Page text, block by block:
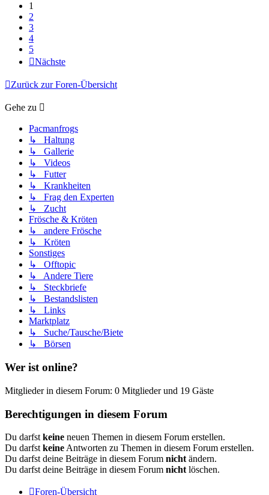
1
2
3
4
5
Nächste
Zurück zur Foren-Übersicht
Gehe zu
Pacmanfrogs
↳ Haltung
↳ Gallerie
↳ Videos
↳ Futter
↳ Krankheiten
↳ Frag den Experten
↳ Zucht
Frösche & Kröten
↳ andere Frösche
↳ Kröten
Sonstiges
↳ Offtopic
↳ Andere Tiere
↳ Steckbriefe
↳ Bestandslisten
↳ Links
Marktplatz
↳ Suche/Tausche/Biete
↳ Börsen
Wer ist online?
Mitglieder in diesem Forum: 0 Mitglieder und 19 Gäste
Berechtigungen in diesem Forum
Du darfst keine neuen Themen in diesem Forum erstellen.
Du darfst keine Antworten zu Themen in diesem Forum erstellen.
Du darfst deine Beiträge in diesem Forum nicht ändern.
Du darfst deine Beiträge in diesem Forum nicht löschen.
Foren-Übersicht